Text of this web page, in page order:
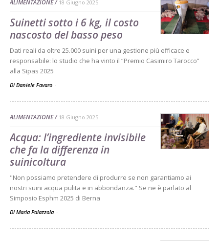
ALIMENTAZIONE 18 Giugno 2025
Suinetti sotto i 6 kg, il costo
nascosto del basso peso
Dati reali da oltre 25.000 suini per una gestione più efficace e
responsabile: lo studio che ha vinto il “Premio Casimiro Tarocco”
alla Sipas 2025
Di Daniele Favaro -
ALIMENTAZIONE 18 Giugno 2025
Acqua: l’ingrediente invisibile
che fa la differenza in
suinicoltura
"Non possiamo pretendere di produrre se non garantiamo ai
nostri suini acqua pulita e in abbondanza." Se ne è parlato al
Simposio Esphm 2025 di Berna
Di Maria Palazzola -